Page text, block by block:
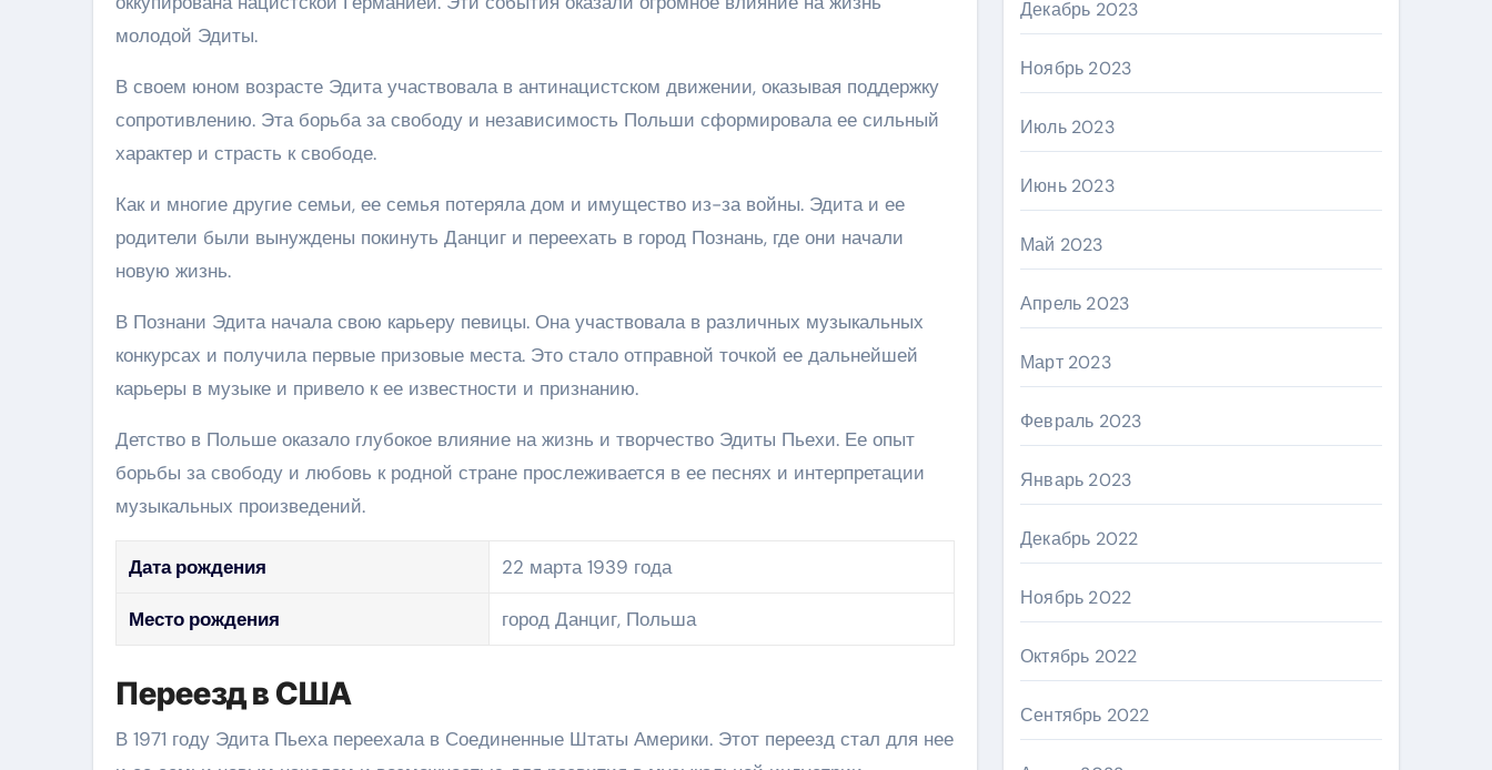
молодой Эдиты.
В своем юном возрасте Эдита участвовала в антинацистском движении, оказывая поддержку
сопротивлению. Эта борьба за свободу и независимость Польши сформировала ее сильный
характер и страсть к свободе.
Как и многие другие семьи, ее семья потеряла дом и имущество из-за войны. Эдита и ее
родители были вынуждены покинуть Данциг и переехать в город Познань, где они начали
новую жизнь.
В Познани Эдита начала свою карьеру певицы. Она участвовала в различных музыкальных
конкурсах и получила первые призовые места. Это стало отправной точкой ее дальнейшей
карьеры в музыке и привело к ее известности и признанию.
Детство в Польше оказало глубокое влияние на жизнь и творчество Эдиты Пьехи. Ее опыт
борьбы за свободу и любовь к родной стране прослеживается в ее песнях и интерпретации
музыкальных произведений.
Дата рождения 22 марта 1939 года
Место рождения город Данциг, Польша
Переезд в США
В 1971 году Эдита Пьеха переехала в Соединенные Штаты Америки. Этот переезд стал для нее
Декабрь 2023
Ноябрь 2023
Июль 2023
Июнь 2023
Май 2023
Апрель 2023
Март 2023
Февраль 2023
Январь 2023
Декабрь 2022
Ноябрь 2022
Октябрь 2022
Сентябрь 2022